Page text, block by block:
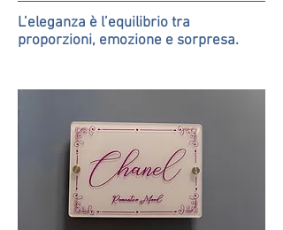
L’eleganza è l’equilibrio tra
proporzioni, emozione e sorpresa.